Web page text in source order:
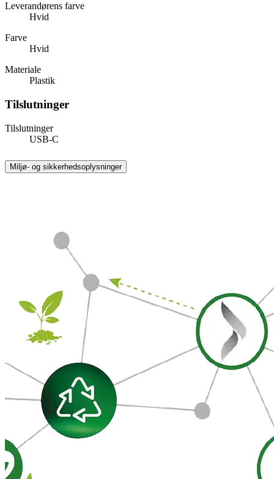
Leverandørens farve
Hvid
Farve
Hvid
Materiale
Plastik
Tilslutninger
Tilslutninger
USB-C
Miljø- og sikkerhedsoplysninger